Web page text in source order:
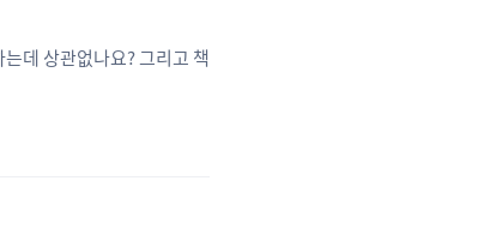
데 상관없나요? 그리고 책